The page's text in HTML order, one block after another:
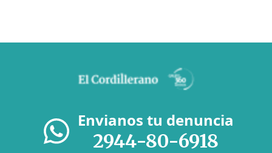
Envianos tu denuncia
2944-80-6918